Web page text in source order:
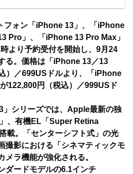
フォン「iPhone 13」、「iPhone
Pro」、「iPhone 13 Pro Max」
より予約受付を開始し、9月24
る。価格は「iPhone 13／13
）／699USドルより、「iPhone
122,800円（税込）／999USド
」シリーズでは、Apple最新の独
、有機EL「Super Retina
載。「センターシフト式」の光
撮影における「シネマティックモ
メラ機能が強化される。
ダードモデルの6.1インチ